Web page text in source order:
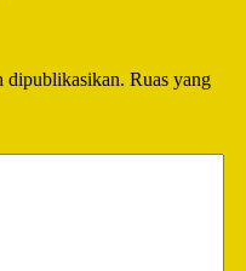
dipublikasikan. Ruas yang